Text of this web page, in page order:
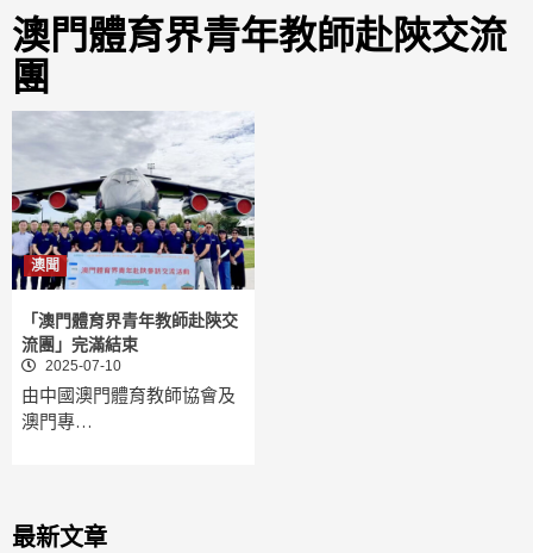
澳門體育界青年教師赴陝交流
團
澳聞
「澳門體育界青年教師赴陝交
流團」完滿結束
2025-07-10
由中國澳門體育教師協會及
澳門專…
最新文章